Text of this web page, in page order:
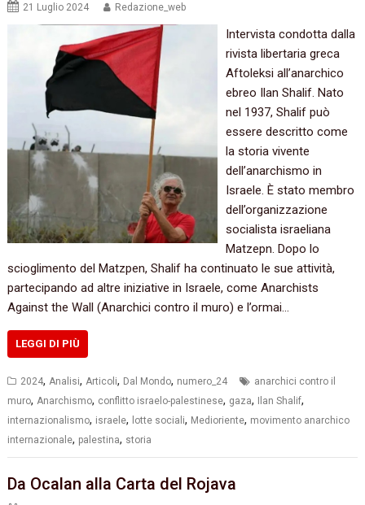
21 Luglio 2024 Redazione_web
Intervista condotta dalla
rivista libertaria greca
Aftoleksi all’anarchico
ebreo Ilan Shalif. Nato
nel 1937, Shalif può
essere descritto come
la storia vivente
dell’anarchismo in
Israele. È stato membro
dell’organizzazione
socialista israeliana
Matzepn. Dopo lo
scioglimento del Matzpen, Shalif ha continuato le sue attività,
partecipando ad altre iniziative in Israele, come Anarchists
Against the Wall (Anarchici contro il muro) e l’ormai…
LEGGI DI PIÙ
2024, Analisi, Articoli, Dal Mondo, numero_24
anarchici contro il
muro, Anarchismo, conflitto israelo-palestinese, gaza, Ilan Shalif,
internazionalismo, israele, lotte sociali, Medioriente, movimento anarchico
internazionale, palestina, storia
Da Ocalan alla Carta del Rojava